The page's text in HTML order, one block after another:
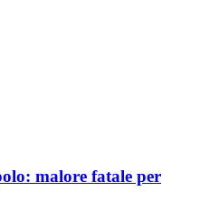
malore fatale per